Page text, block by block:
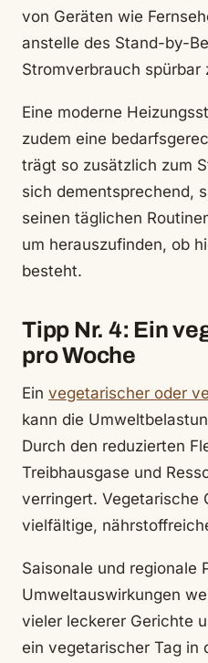
von Geräten wie
anstelle des Stand-by-
Stromverbrauch spürbar
Eine moderne
zudem eine
trägt so zusätzlich zum
sich dementsprechend,
seinen täglichen
um herauszufinden, ob
besteht.
Tipp Nr. 4: Ein
pro Woche
Ein vegetarischer oder
kann die
Durch den reduzierten
Treibhausgase und
verringert. Vegetarische
vielfältige,
Saisonale und regionale
Umweltauswirkungen
vieler leckerer Gerichte
ein vegetarischer Tag in